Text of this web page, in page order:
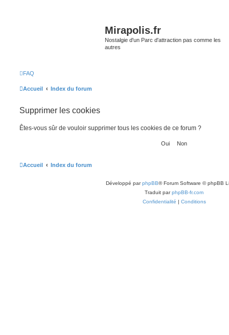
Mirapolis.fr
Nostalgie d'un Parc d'attraction pas comme les
autres
FAQ
Accueil Index du forum
Supprimer les cookies
Êtes-vous sûr de vouloir supprimer tous les cookies de ce forum ?
Accueil Index du forum
Développé parphpBB® Forum Software © phpBB
Traduit parphpBB-fr.com
Confidentialité | Conditions